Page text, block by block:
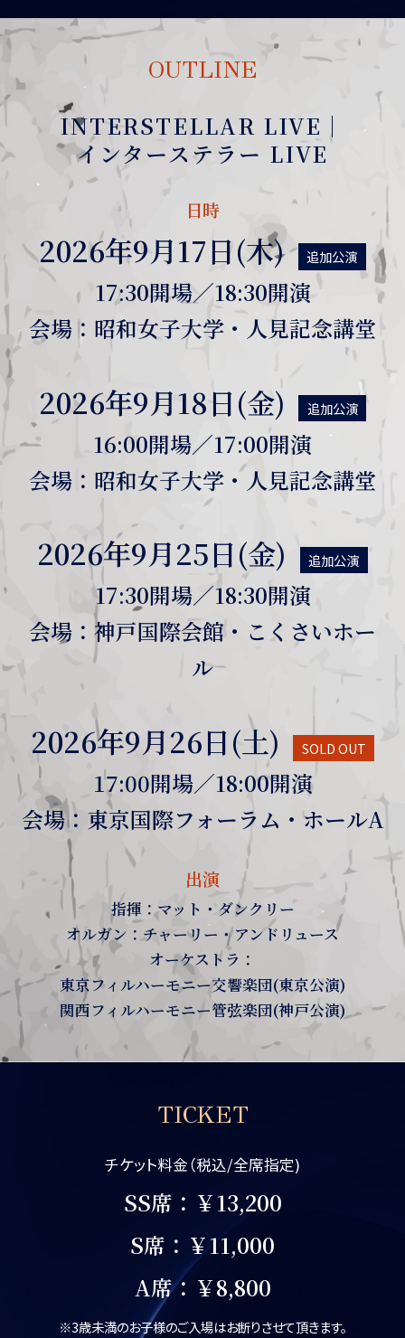
OUTLINE
INTERSTELLAR LIVE ｜
インターステラー LIVE
日時
2026年9月17日(木) 追加公演
17:30開場／18:30開演
会場：昭和女子大学・人見記念講堂
2026年9月18日(金) 追加公演
16:00開場／17:00開演
会場：昭和女子大学・人見記念講堂
2026年9月25日(金) 追加公演
17:30開場／18:30開演
会場：神戸国際会館・こくさいホー
ル
2026年9月26日(土) SOLD OUT
17:00開場／18:00開演
会場：東京国際フォーラム・ホールA
出演
指揮：マット・ダンクリー
オルガン：チャーリー・アンドリュース
オーケストラ：
東京フィルハーモニー交響楽団(東京公演)
関西フィルハーモニー管弦楽団(神戸公演)
TICKET
チケット料金（税込/全席指定)
SS席：￥13,200
S席：￥11,000
A席：￥8,800
※3歳未満のお子様のご入場はお断りさせて頂きます。